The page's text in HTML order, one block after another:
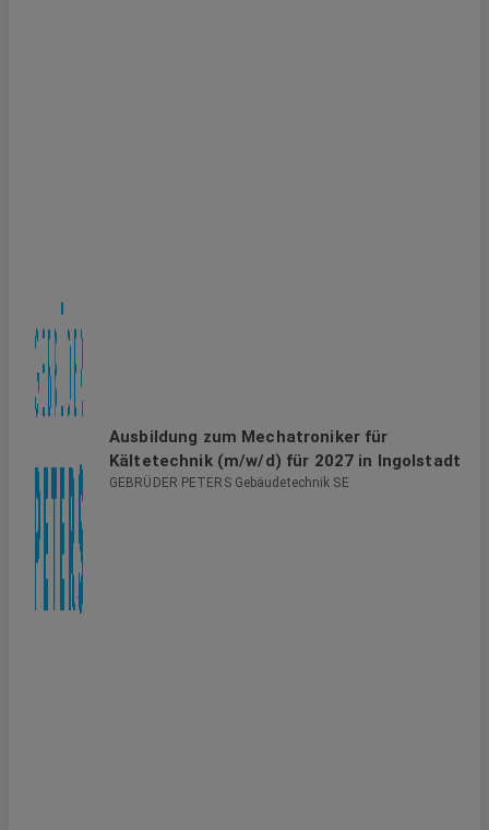
Ausbildung zum Mechatroniker für
Kältetechnik (m/w/d) für 2027 in Ingolstadt
GEBRÜDER PETERS Gebäudetechnik SE